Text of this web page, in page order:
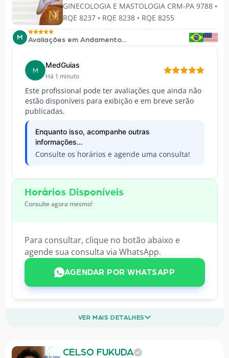
GINECOLOGIA E MASTOLOGIA CRM-PA 9788 •
RQE 8237 • RQE 8238 • RQE 8255
M Avaliações em Andamento...
M
MedGuias
Há 1 minuto
Este profissional pode ter avaliações que ainda não
estão disponíveis para exibição e em breve serão
publicadas.
Enquanto isso, acompanhe outras
informações...
Consulte os horários e agende uma consulta!
Horários Disponíveis
Consulte agora mesmo!
Para consultar, clique no botão abaixo e
agende sua consulta via WhatsApp.
AGENDAR POR WHATSAPP
VER MAIS DETALHES
CELSO FUKUDA